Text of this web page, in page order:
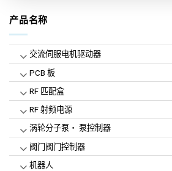
产品名称
交流伺服电机驱动器
PCB 板
RF 匹配盒
RF 射频电源
涡轮分子泵・ 泵控制器
阀门阀门控制器
机器人